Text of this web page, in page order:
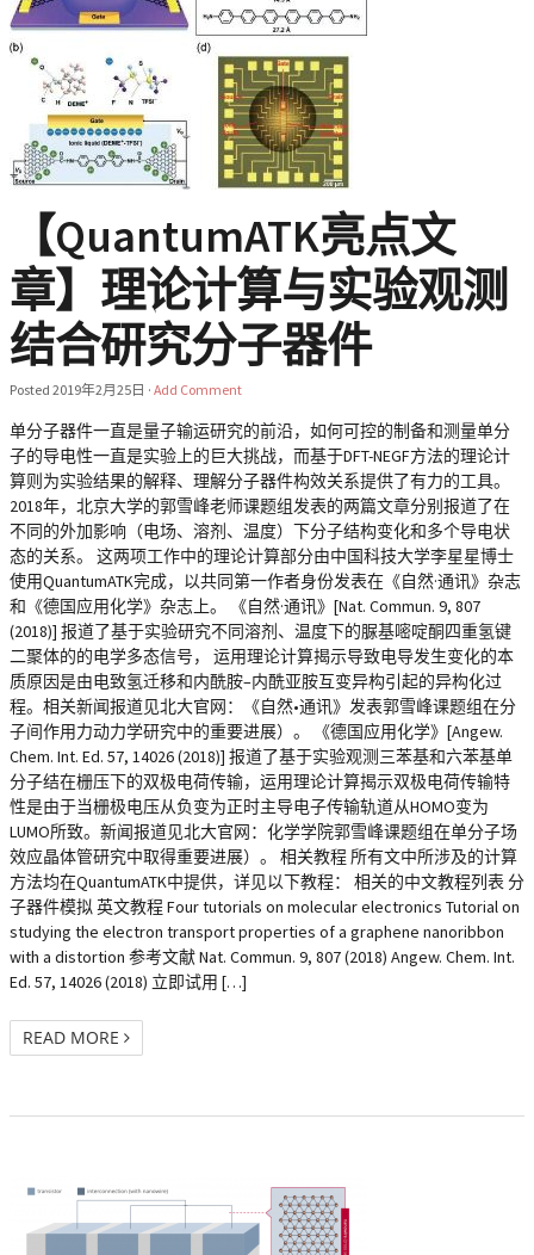
【QuantumATK亮点文
章】理论计算与实验观测
结合研究分子器件
Posted 2019年2月25日 · Add Comment
单分子器件一直是量子输运研究的前沿，如何可控的制备和测量单分
子的导电性一直是实验上的巨大挑战，而基于DFT-NEGF方法的理论计
算则为实验结果的解释、理解分子器件构效关系提供了有力的工具。
2018年，北京大学的郭雪峰老师课题组发表的两篇文章分别报道了在
不同的外加影响（电场、溶剂、温度）下分子结构变化和多个导电状
态的关系。 这两项工作中的理论计算部分由中国科技大学李星星博士
使用QuantumATK完成，以共同第一作者身份发表在《自然·通讯》杂志
和《德国应用化学》杂志上。 《自然·通讯》[Nat. Commun. 9, 807
(2018)] 报道了基于实验研究不同溶剂、温度下的脲基嘧啶酮四重氢键
二聚体的的电学多态信号， 运用理论计算揭示导致电导发生变化的本
质原因是由电致氢迁移和内酰胺–内酰亚胺互变异构引起的异构化过
程。相关新闻报道见北大官网：《自然•通讯》发表郭雪峰课题组在分
子间作用力动力学研究中的重要进展）。 《德国应用化学》[Angew.
Chem. Int. Ed. 57, 14026 (2018)] 报道了基于实验观测三苯基和六苯基单
分子结在栅压下的双极电荷传输，运用理论计算揭示双极电荷传输特
性是由于当栅极电压从负变为正时主导电子传输轨道从HOMO变为
LUMO所致。新闻报道见北大官网：化学学院郭雪峰课题组在单分子场
效应晶体管研究中取得重要进展）。 相关教程 所有文中所涉及的计算
方法均在QuantumATK中提供，详见以下教程： 相关的中文教程列表 分
子器件模拟 英文教程 Four tutorials on molecular electronics Tutorial on
studying the electron transport properties of a graphene nanoribbon
with a distortion 参考文献 Nat. Commun. 9, 807 (2018) Angew. Chem. Int.
Ed. 57, 14026 (2018) 立即试用 […]
READ MORE